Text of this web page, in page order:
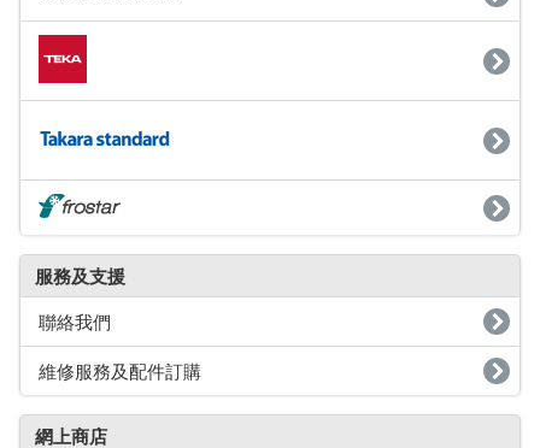
服務及支援
聯絡我們
維修服務及配件訂購
網上商店